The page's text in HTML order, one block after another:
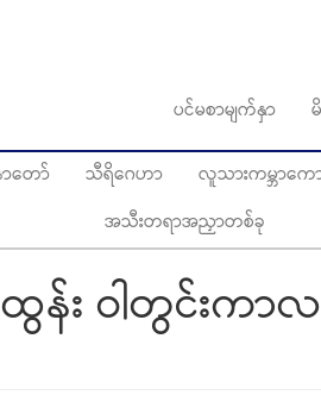
ပင်မစာမျက်နှာ
တော် သီရိဂေဟာ လူသားကမ္ဘာကော
အသီးတရာအညှာတစ်ခု
း ဝါတွင်းကာ